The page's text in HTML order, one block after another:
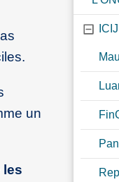
un
les
ICIJ